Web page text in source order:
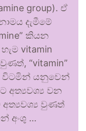
group). ඒ
දැමීමේ
කියන
vitamin
“vitamin”
විටමින් යනුවෙන්
අත්‍යවශ්‍ය වන
අත්‍යවශ්‍ය වුණත්
අංශු …